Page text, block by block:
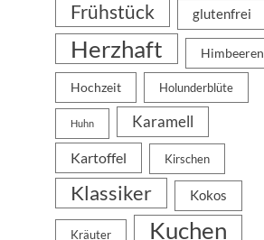
Frühstück glutenfrei
Herzhaft Himbeeren
Hochzeit Holunderblüte
Huhn Karamell
Kartoffel Kirschen
Klassiker Kokos
Kräuter Kuchen